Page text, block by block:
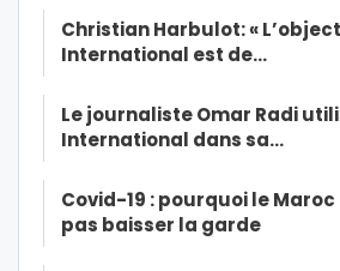
Christian Harbulot: «
International est de…
Le journaliste Omar Radi
International dans sa…
Covid-19 : pourquoi le
pas baisser la garde